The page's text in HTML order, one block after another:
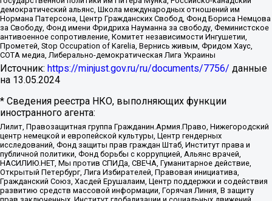
демократический альянс, Школа международных отношений им
Нормана Патерсона, Центр Гражданских Свобод, Фонд Бориса Немцова
за Свободу, Фонд имени Фридриха Науманна за свободу, Феминистское
антивоенное сопротивление, Комитет независимости Ингушетии,
Прометей, Stop Occupation of Karelia, Вернись живым, Фридом Хаус,
СОТА медиа, Либерально-демократическая Лига Украины
Источник: https://minjust.gov.ru/ru/documents/7756/ данные
на 13.05.2024
* Сведения реестра НКО, выполняющих функции
иностранного агента:
Лилит, Правозащитная группа Гражданин.Армия.Право, Нижегородский
центр немецкой и европейской культуры, Центр гендерных
исследований, Фонд защиты прав граждан Штаб, Институт права и
публичной политики, Фонд борьбы с коррупцией, Альянс врачей,
НАСИЛИЮ.НЕТ, Мы против СПИДа, СВЕЧА, Гуманитарное действие,
Открытый Петербург, Лига Избирателей, Правовая инициатива,
Гражданский Союз, Хасдей Ерушалаим, Центр поддержки и содействия
развитию средств массовой информации, Горячая Линия, В защиту